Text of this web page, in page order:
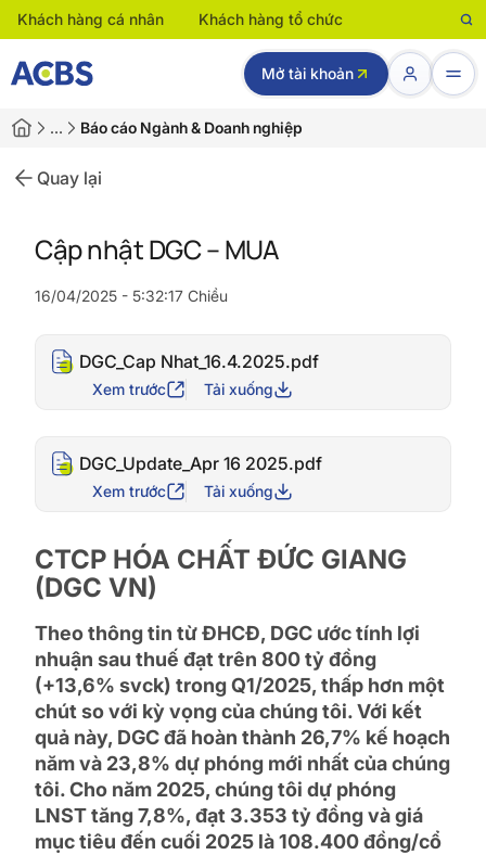
Khách hàng cá nhân Khách hàng tổ chức
Mở tài khoản
… Báo cáo Ngành & Doanh nghiệp
Quay lại
Cập nhật DGC – MUA
16/04/2025 - 5:32:17 Chiều
DGC_Cap Nhat_16.4.2025.pdf
Xem trước Tải xuống
DGC_Update_Apr 16 2025.pdf
Xem trước Tải xuống
CTCP HÓA CHẤT ĐỨC GIANG
(DGC VN)
Theo thông tin từ ĐHCĐ, DGC ước tính lợi
nhuận sau thuế đạt trên 800 tỷ đồng
(+13,6% svck) trong Q1/2025, thấp hơn một
chút so với kỳ vọng của chúng tôi. Với kết
quả này, DGC đã hoàn thành 26,7% kế hoạch
năm và 23,8% dự phóng mới nhất của chúng
tôi. Cho năm 2025, chúng tôi dự phóng
LNST tăng 7,8%, đạt 3.353 tỷ đồng và giá
mục tiêu đến cuối 2025 là 108.400 đồng/cổ